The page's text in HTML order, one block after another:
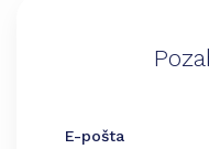
E-pošta